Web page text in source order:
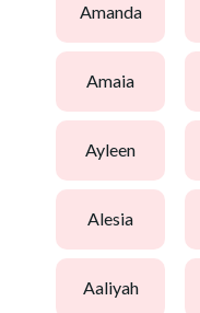
amanda
amaia
ayleen
alesia
aaliyah